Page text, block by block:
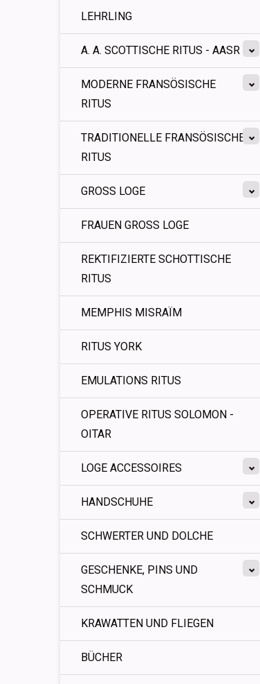
LEHRLING
A. A. SCOTTISCHE RITUS - AASR
MODERNE FRANSÖSISCHE
RITUS
TRADITIONELLE FRANSÖSISCHE
RITUS
GROSS LOGE
FRAUEN GROSS LOGE
REKTIFIZIERTE SCHOTTISCHE
RITUS
MEMPHIS MISRAÏM
RITUS YORK
EMULATIONS RITUS
OPERATIVE RITUS SOLOMON -
OITAR
LOGE ACCESSOIRES
HANDSCHUHE
SCHWERTER UND DOLCHE
GESCHENKE, PINS UND
SCHMUCK
KRAWATTEN UND FLIEGEN
BÜCHER